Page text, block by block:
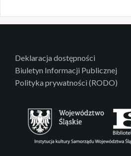
Deklaracja dostępności
Biuletyn Informacji Publicznej
Polityka prywatności (RODO)